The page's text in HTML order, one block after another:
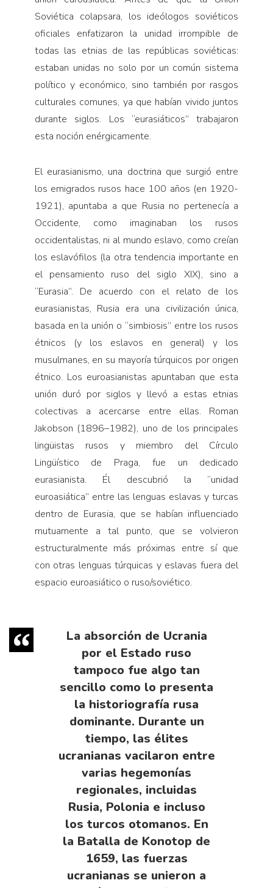
Soviética colapsara, los ideólogos soviéticos
oficiales enfatizaron la unidad irrompible de
todas las etnias de las repúblicas soviéticas:
estaban unidas no solo por un común sistema
político y económico, sino también por rasgos
culturales comunes, ya que habían vivido juntos
durante siglos. Los “eurasiáticos” trabajaron
esta noción enérgicamente.
El eurasianismo, una doctrina que surgió entre
los emigrados rusos hace 100 años (en 1920-
1921), apuntaba a que Rusia no pertenecía a
Occidente, como imaginaban los rusos
occidentalistas, ni al mundo eslavo, como creían
los eslavófilos (la otra tendencia importante en
el pensamiento ruso del siglo XIX), sino a
“Eurasia”. De acuerdo con el relato de los
eurasianistas, Rusia era una civilización única,
basada en la unión o “simbiosis” entre los rusos
étnicos (y los eslavos en general) y los
musulmanes, en su mayoría túrquicos por origen
étnico. Los euroasianistas apuntaban que esta
unión duró por siglos y llevó a estas etnias
colectivas a acercarse entre ellas. Roman
Jakobson (1896–1982), uno de los principales
lingüistas rusos y miembro del Círculo
Lingüístico de Praga, fue un dedicado
eurasianista. Él descubrió la “unidad
euroasiática” entre las lenguas eslavas y turcas
dentro de Eurasia, que se habían influenciado
mutuamente a tal punto, que se volvieron
estructuralmente más próximas entre sí que
con otras lenguas túrquicas y eslavas fuera del
espacio euroasiático o ruso/soviético.
La absorción de Ucrania
por el Estado ruso
tampoco fue algo tan
sencillo como lo presenta
la historiografía rusa
dominante. Durante un
tiempo, las élites
ucranianas vacilaron entre
varias hegemonías
regionales, incluidas
Rusia, Polonia e incluso
los turcos otomanos. En
la Batalla de Konotop de
1659, las fuerzas
ucranianas se unieron a